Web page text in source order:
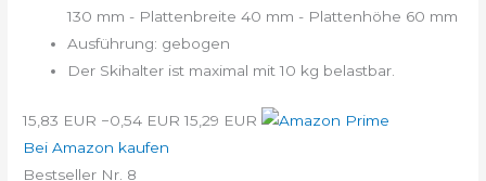
130 mm - Plattenbreite 40 mm - Plattenhöhe 60 mm
Ausführung: gebogen
Der Skihalter ist maximal mit 10 kg belastbar.
15,83 EUR −0,54 EUR 15,29 EUR
Bei Amazon kaufen
Bestseller Nr. 8